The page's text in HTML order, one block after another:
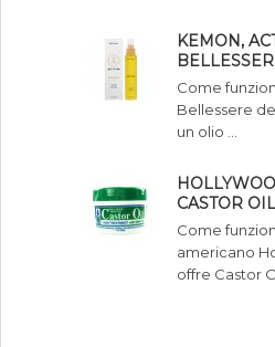
KEMON,
Come
Bellessere
un olio …
CASTOR OIL
Come
americano
offre Castor